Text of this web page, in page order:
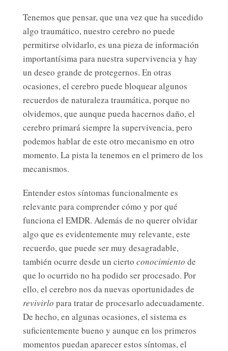
Tenemos que pensar, que una vez que ha sucedido
algo traumático, nuestro cerebro no puede
permitirse olvidarlo, es una pieza de información
importantísima para nuestra supervivencia y hay
un deseo grande de protegernos. En otras
ocasiones, el cerebro puede bloquear algunos
recuerdos de naturaleza traumática, porque no
olvidemos, que aunque pueda hacernos daño, el
cerebro primará siempre la supervivencia, pero
podemos hablar de este otro mecanismo en otro
momento. La pista la tenemos en el primero de los
mecanismos.
Entender estos síntomas funcionalmente es
relevante para comprender cómo y por qué
funciona el EMDR. Además de no querer olvidar
algo que es evidentemente muy relevante, este
recuerdo, que puede ser muy desagradable,
también ocurre desde un cierto conocimiento de
que lo ocurrido no ha podido ser procesado. Por
ello, el cerebro nos da nuevas oportunidades de
revivirlo para tratar de procesarlo adecuadamente.
De hecho, en algunas ocasiones, el sistema es
suficientemente bueno y aunque en los primeros
momentos puedan aparecer estos síntomas, el